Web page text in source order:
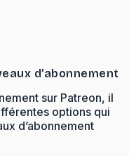
d’abonnement
sur Patreon, il
options qui
d’abonnement